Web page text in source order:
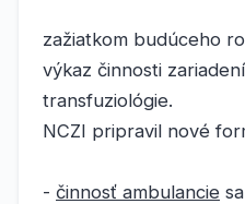
zažiatkom budúceho
výkaz činnosti
transfuziológie.
NCZI pripravil nové
- činnosť ambulancie